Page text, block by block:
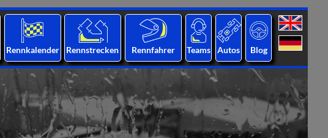
Rennkalender Rennstrecken Rennfahrer Teams Autos Blog